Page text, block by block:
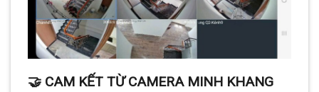
🤝 CAM KẾT TỪ CAMERA MINH KHANG